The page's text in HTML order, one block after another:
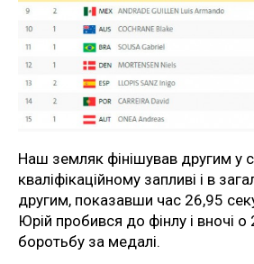
Наш земляк фінішував другим у
кваліфікаційному запливі і в
другим, показавши час 26,95
Юрій пробився до фінлу і вночі
боротьбу за медалі.